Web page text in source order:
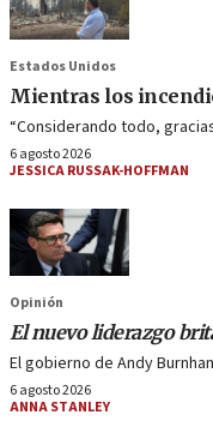
Estados Unidos
Mientras los
“Considerando todo,
6 agosto 2026
JESSICA RUSSAK-HOFFMAN
Opinión
El nuevo liderazgo
El gobierno de Andy
6 agosto 2026
ANNA STANLEY